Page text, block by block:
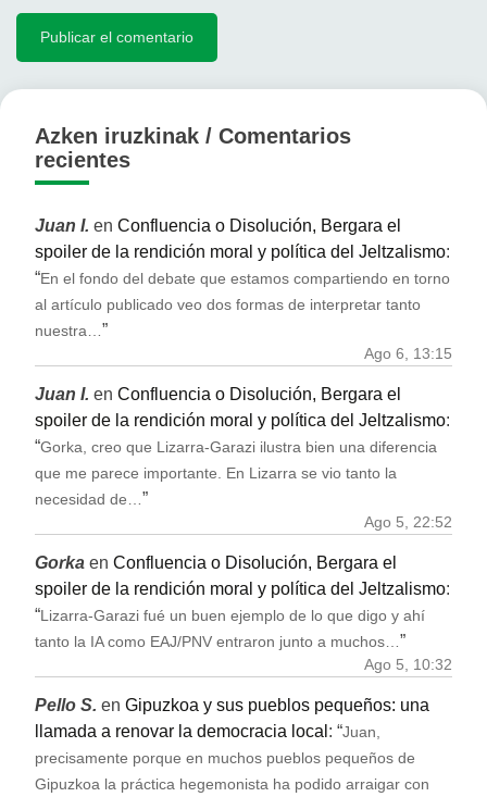
Azken iruzkinak / Comentarios
recientes
Juan I. en Confluencia o Disolución, Bergara el
spoiler de la rendición moral y política del Jeltzalismo:
“En el fondo del debate que estamos compartiendo en torno
al artículo publicado veo dos formas de interpretar tanto
nuestra…”
Ago 6, 13:15
Juan I. en Confluencia o Disolución, Bergara el
spoiler de la rendición moral y política del Jeltzalismo:
“Gorka, creo que Lizarra-Garazi ilustra bien una diferencia
que me parece importante. En Lizarra se vio tanto la
necesidad de…”
Ago 5, 22:52
Gorka en Confluencia o Disolución, Bergara el
spoiler de la rendición moral y política del Jeltzalismo:
“ Lizarra-Garazi fué un buen ejemplo de lo que digo y ahí
tanto la IA como EAJ/PNV entraron junto a muchos… ”
Ago 5, 10:32
Pello S. en Gipuzkoa y sus pueblos pequeños: una
llamada a renovar la democracia local : “Juan,
precisamente porque en muchos pueblos pequeños de
Gipuzkoa la práctica hegemonista ha podido arraigar con